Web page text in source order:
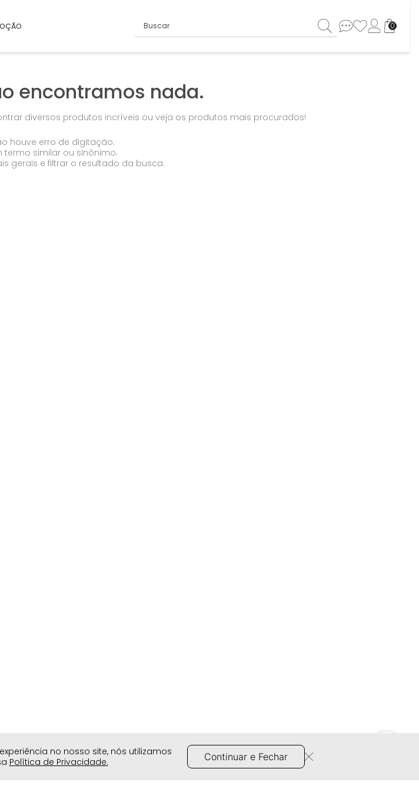
no nosso site, nós utilizamos
Política de Privacidade. Continuar e Fechar
0
encontramos nada.
diversos produtos incríveis ou veja os produtos mais procurados!
houve erro de digitação.
termo similar ou sinônimo.
gerais e filtrar o resultado da busca.